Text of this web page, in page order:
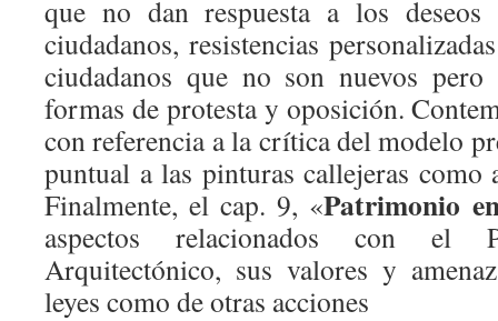
que no dan respuesta a los deseos
ciudadanos, resistencias
ciudadanos que no son nuevos pero
formas de protesta y oposición.
con referencia a la crítica del modelo
puntual a las pinturas callejeras
Finalmente, el cap. 9, «Patrimonio
aspectos relacionados con el
Arquitectónico, sus valores y
leyes como de otras acciones